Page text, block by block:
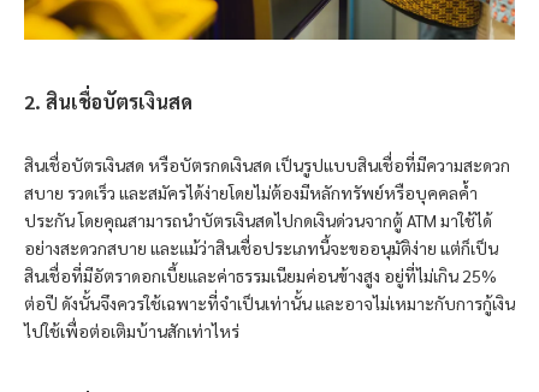
2. สินเชื่อบัตรเงินสด
สินเชื่อบัตรเงินสด หรือบัตรกดเงินสด เป็นรูปแบบสินเชื่อที่มีความสะดวก
สบาย รวดเร็ว และสมัครได้ง่ายโดยไม่ต้องมีหลักทรัพย์หรือบุคคลค้ำ
ประกัน โดยคุณสามารถนำบัตรเงินสดไปกดเงินด่วนจากตู้ ATM มาใช้ได้
อย่างสะดวกสบาย และแม้ว่าสินเชื่อประเภทนี้จะขออนุมัติง่าย แต่ก็เป็น
สินเชื่อที่มีอัตราดอกเบี้ยและค่าธรรมเนียมค่อนข้างสูง อยู่ที่ไม่เกิน 25%
ต่อปี ดังนั้นจึงควรใช้เฉพาะที่จำเป็นเท่านั้น และอาจไม่เหมาะกับการกู้เงิน
ไปใช้เพื่อต่อเติมบ้านสักเท่าไหร่